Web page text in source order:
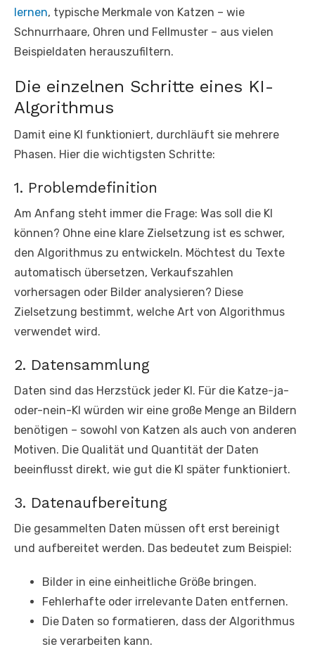
lernen, typische Merkmale von Katzen – wie
Schnurrhaare, Ohren und Fellmuster – aus vielen
Beispieldaten herauszufiltern.
Die einzelnen Schritte eines KI-
Algorithmus
Damit eine KI funktioniert, durchläuft sie mehrere
Phasen. Hier die wichtigsten Schritte:
1. Problemdefinition
Am Anfang steht immer die Frage: Was soll die KI
können? Ohne eine klare Zielsetzung ist es schwer,
den Algorithmus zu entwickeln. Möchtest du Texte
automatisch übersetzen, Verkaufszahlen
vorhersagen oder Bilder analysieren? Diese
Zielsetzung bestimmt, welche Art von Algorithmus
verwendet wird.
2. Datensammlung
Daten sind das Herzstück jeder KI. Für die Katze-ja-
oder-nein-KI würden wir eine große Menge an Bildern
benötigen – sowohl von Katzen als auch von anderen
Motiven. Die Qualität und Quantität der Daten
beeinflusst direkt, wie gut die KI später funktioniert.
3. Datenaufbereitung
Die gesammelten Daten müssen oft erst bereinigt
und aufbereitet werden. Das bedeutet zum Beispiel:
Bilder in eine einheitliche Größe bringen.
Fehlerhafte oder irrelevante Daten entfernen.
Die Daten so formatieren, dass der Algorithmus
sie verarbeiten kann.